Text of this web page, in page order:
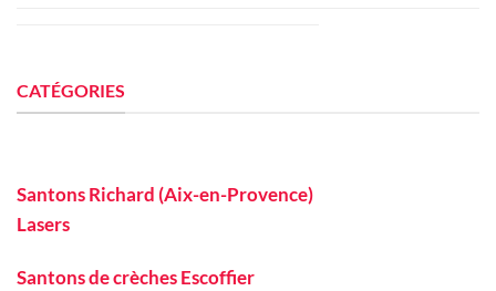
CATÉGORIES
Santons Richard (Aix-en-Provence)
Lasers
Santons de crèches Escoffier